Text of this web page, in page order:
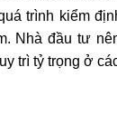
trình kiểm
Nhà đầu tư
trì tỷ trọng ở